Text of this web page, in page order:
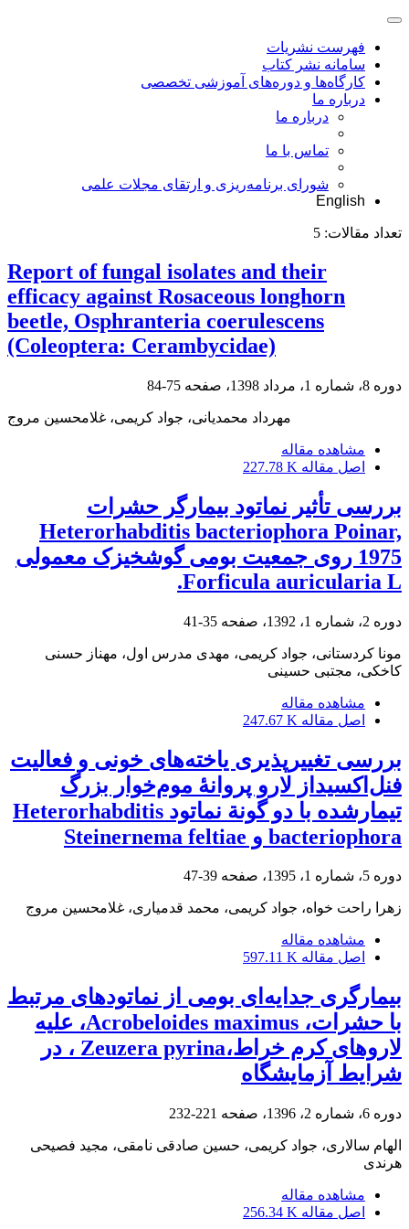
فهرست نشریات
سامانه نشر کتاب
کارگاه‌ها و دوره‌های آموزشی تخصصی
درباره ما
درباره ما
تماس با ما
شورای برنامه‌ریزی و ارتقای مجلات علمی
English
تعداد مقالات: 5
Report of fungal isolates and their
efficacy against Rosaceous longhorn
beetle, Osphranteria coerulescens
(Coleoptera: Cerambycidae)
دوره 8، شماره 1، مرداد 1398، صفحه 75-84
مهرداد محمدیانی، جواد کریمی، غلامحسین مروج
مشاهده مقاله
اصل مقاله 227.78 K
بررسی تأثیر نماتود بیمارگر حشرات
Heterorhabditis bacteriophora Poinar,
1975 روی جمعیت بومی گوشخیزک معمولی
Forficula auricularia L.
دوره 2، شماره 1، 1392، صفحه 35-41
مونا کردستانی، جواد کریمی، مهدی مدرس اول، مهناز حسنی
کاخکی، مجتبی حسینی
مشاهده مقاله
اصل مقاله 247.67 K
بررسی تغییرپذیری یاخته‌های خونی و فعالیت
فنل‌اکسیداز لارو پروانۀ موم‌خوار بزرگ
تیمارشده با دو گونة نماتود Heterorhabditis
bacteriophora و Steinernema feltiae
دوره 5، شماره 1، 1395، صفحه 39-47
زهرا راحت خواه، جواد کریمی، محمد قدمیاری، غلامحسین مروج
مشاهده مقاله
اصل مقاله 597.11 K
بیمارگری جدایه‌ای بومی از نماتود‌های مرتبط
با حشرات، Acrobeloides maximus، علیه
لارو‌های کرم خراط،Zeuzera pyrina ، در
شرایط آزمایشگاه
دوره 6، شماره 2، 1396، صفحه 221-232
الهام سالاری، جواد کریمی، حسین صادقی نامقی، مجید فصیحی
هرندی
مشاهده مقاله
اصل مقاله 256.34 K